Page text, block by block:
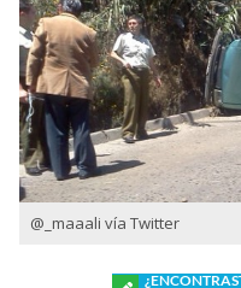
@_maaali vía Twitter